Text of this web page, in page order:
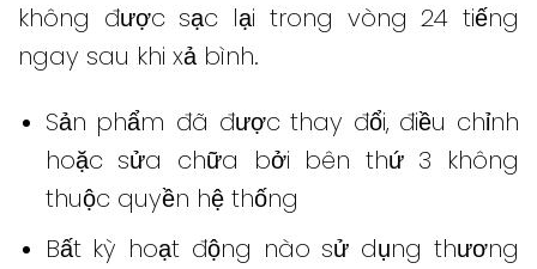
không được sạc lại trong vòng 24 tiếng
ngay sau khi xả bình.
Sản phẩm đã được thay đổi, điều chỉnh
hoặc sửa chữa bởi bên thứ 3 không
thuộc quyền hệ thống
Bất kỳ hoạt động nào sử dụng thương